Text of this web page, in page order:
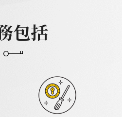
包括